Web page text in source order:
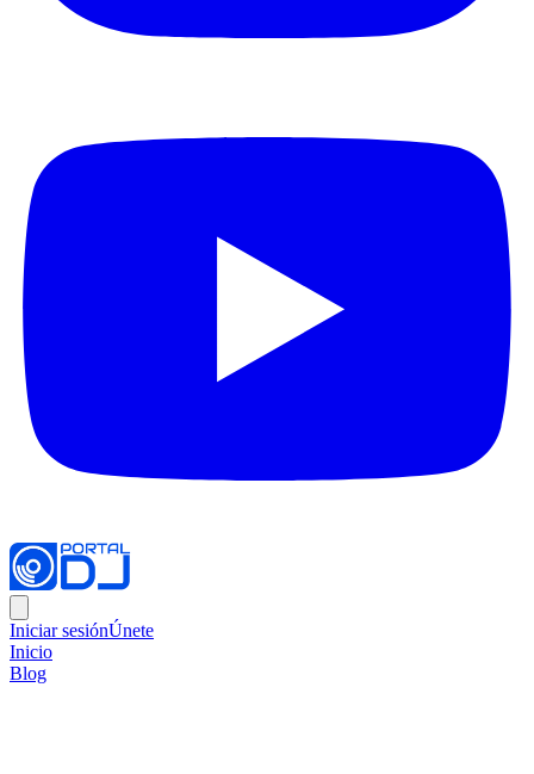
Iniciar sesiónÚnete
Inicio
Blog